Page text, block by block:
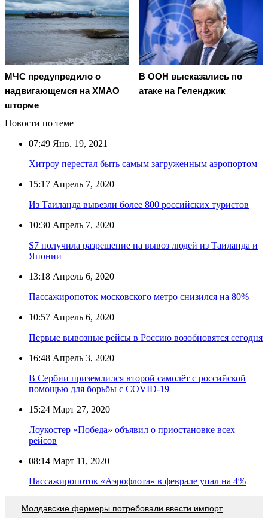
МЧС предупредило о
надвигающемся на ХМАО
шторме
В ООН высказались по
атаке на Геленджик
Новости по теме
07:49 Янв. 19, 2021
Хитроу перестал быть самым загруженным аэропортом
15:17 Апрель 7, 2020
Из Таиланда вывезли более 800 российских туристов
10:30 Апрель 7, 2020
S7 получила разрешение на вывоз людей из Таиланда и
Японии
13:18 Апрель 6, 2020
Пассажиропоток московского метро снизился на 80%
10:57 Апрель 6, 2020
Первые вывозные рейсы в Россию возобновятся сегодня
16:48 Апрель 3, 2020
В Сербии приземлился второй самолёт с российской
помощью для борьбы с COVID-19
15:24 Март 27, 2020
Лоукостер «Победа» объявил о приостановке всех
рейсов
08:14 Март 11, 2020
Пассажиропоток «Аэрофлота» в феврале упал на 4%
Молдавские фермеры потребовали ввести импорт